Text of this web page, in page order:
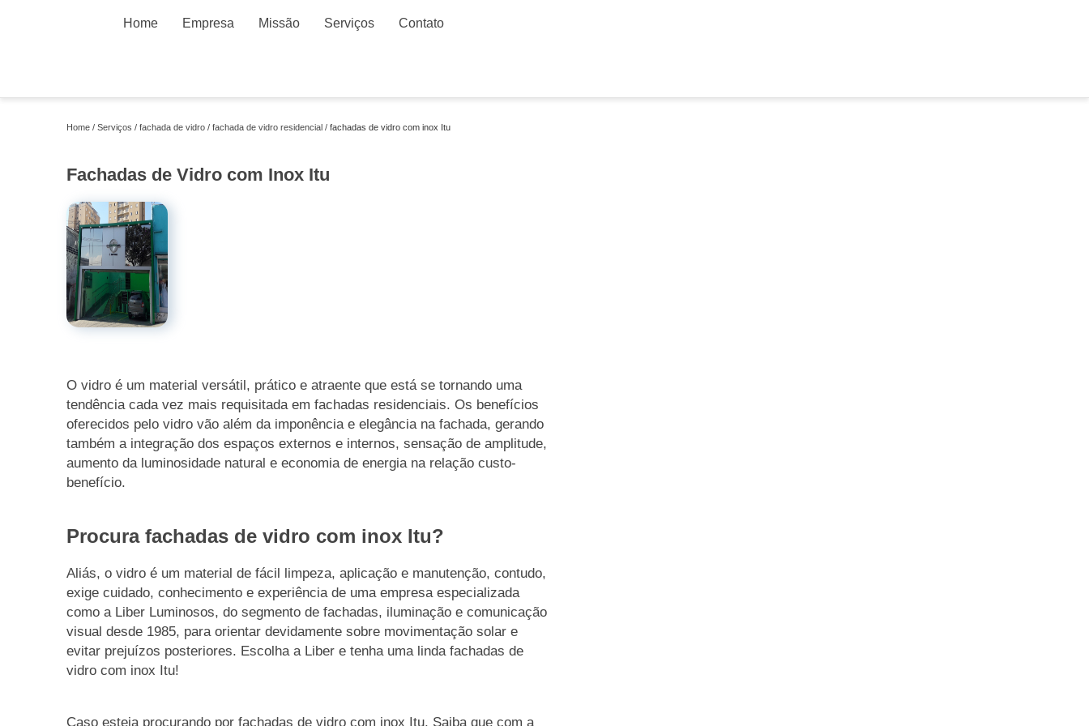
Home Empresa Missão Serviços Contato
Home Serviços fachada de vidro fachada de vidro residencial fachadas de vidro com inox Itu
Fachadas de Vidro com Inox Itu
O vidro é um material versátil, prático e atraente que está se tornando uma
tendência cada vez mais requisitada em fachadas residenciais. Os benefícios
oferecidos pelo vidro vão além da imponência e elegância na fachada, gerando
também a integração dos espaços externos e internos, sensação de amplitude,
aumento da luminosidade natural e economia de energia na relação custo-
benefício.
Procura fachadas de vidro com inox Itu?
Aliás, o vidro é um material de fácil limpeza, aplicação e manutenção, contudo,
exige cuidado, conhecimento e experiência de uma empresa especializada
como a Liber Luminosos, do segmento de fachadas, iluminação e comunicação
visual desde 1985, para orientar devidamente sobre movimentação solar e
evitar prejuízos posteriores. Escolha a Liber e tenha uma linda fachadas de
vidro com inox Itu!
Caso esteja procurando por fachadas de vidro com inox Itu, Saiba que com a